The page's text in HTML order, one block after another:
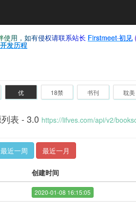
用，如有侵权请联系站长 Firstmeet·初见
发历程
优 18禁 书刊 耽美
表 - 3.0 https://lifves.com/api/v2/
最近一周 最近一月
创建时间
2020-01-08 16:15:05